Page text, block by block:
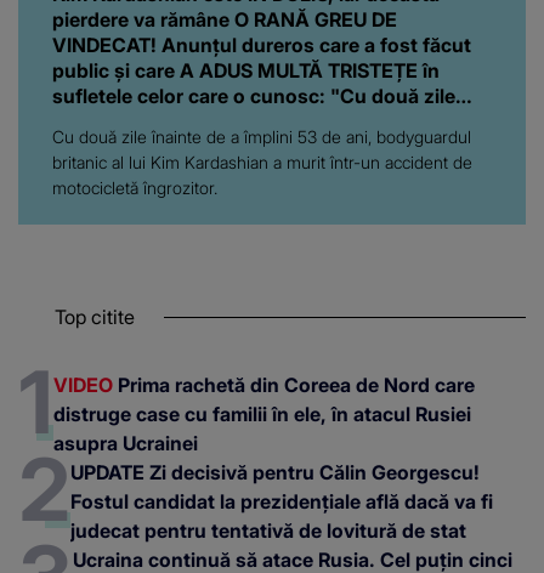
pierdere va rămâne O RANĂ GREU DE
VINDECAT! Anunțul dureros care a fost făcut
public și care A ADUS MULTĂ TRISTEȚE în
sufletele celor care o cunosc: "Cu două zile
Cu două zile înainte de a împlini 53 de ani, bodyguardul
britanic al lui Kim Kardashian a murit într-un accident de
motocicletă îngrozitor.
Top citite
VIDEO Prima rachetă din Coreea de Nord care
distruge case cu familii în ele, în atacul Rusiei
asupra Ucrainei
UPDATE Zi decisivă pentru Călin Georgescu!
Fostul candidat la prezidențiale află dacă va fi
judecat pentru tentativă de lovitură de stat
Ucraina continuă să atace Rusia. Cel puțin cinci